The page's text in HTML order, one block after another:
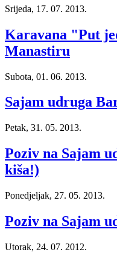
Srijeda, 17. 07. 2013.
Karavana "Put
Manastiru
Subota, 01. 06. 2013.
Sajam udruga
Petak, 31. 05. 2013.
Poziv na Sajam
kiša!)
Ponedjeljak, 27. 05. 2013.
Poziv na Sajam
Utorak, 24. 07. 2012.